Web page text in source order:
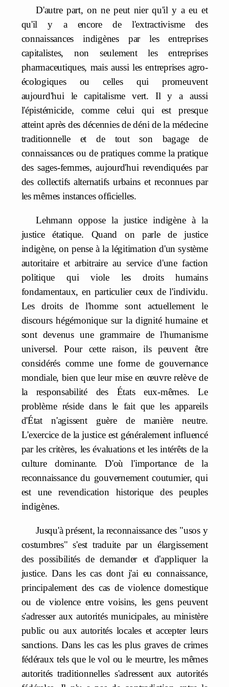
D'autre part, on ne peut nier qu'il y a eu et
qu'il y a encore de l'extractivisme des
connaissances indigènes par les entreprises
capitalistes, non seulement les entreprises
pharmaceutiques, mais aussi les entreprises agro-
écologiques ou celles qui promeuvent
aujourd'hui le capitalisme vert. Il y a aussi
l'épistémicide, comme celui qui est presque
atteint après des décennies de déni de la médecine
traditionnelle et de tout son bagage de
connaissances ou de pratiques comme la pratique
des sages-femmes, aujourd'hui revendiquées par
des collectifs alternatifs urbains et reconnues par
les mêmes instances officielles.
Lehmann oppose la justice indigène à la
justice étatique. Quand on parle de justice
indigène, on pense à la légitimation d'un système
autoritaire et arbitraire au service d'une faction
politique qui viole les droits humains
fondamentaux, en particulier ceux de l'individu.
Les droits de l'homme sont actuellement le
discours hégémonique sur la dignité humaine et
sont devenus une grammaire de l'humanisme
universel. Pour cette raison, ils peuvent être
considérés comme une forme de gouvernance
mondiale, bien que leur mise en œuvre relève de
la responsabilité des États eux-mêmes. Le
problème réside dans le fait que les appareils
d'État n'agissent guère de manière neutre.
L'exercice de la justice est généralement influencé
par les critères, les évaluations et les intérêts de la
culture dominante. D'où l'importance de la
reconnaissance du gouvernement coutumier, qui
est une revendication historique des peuples
indigènes.
Jusqu'à présent, la reconnaissance des "usos y
costumbres" s'est traduite par un élargissement
des possibilités de demander et d'appliquer la
justice. Dans les cas dont j'ai eu connaissance,
principalement des cas de violence domestique
ou de violence entre voisins, les gens peuvent
s'adresser aux autorités municipales, au ministère
public ou aux autorités locales et accepter leurs
sanctions. Dans les cas les plus graves de crimes
fédéraux tels que le vol ou le meurtre, les mêmes
autorités traditionnelles s'adressent aux autorités